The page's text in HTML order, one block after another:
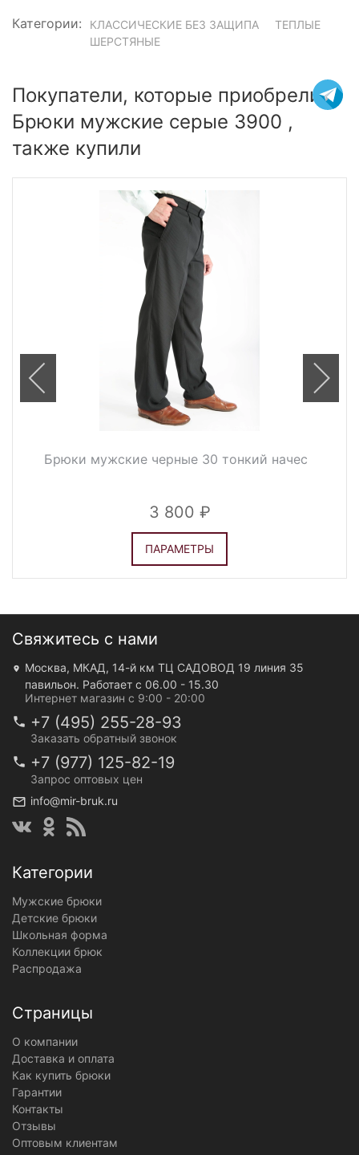
Категории: КЛАССИЧЕСКИЕ БЕЗ ЗАЩИПА
ТЕПЛЫЕ
ШЕРСТЯНЫЕ
Покупатели, которые приобрели
Брюки мужские серые 3900 ,
также купили
Брюки мужские черные 30 тонкий начес
3 800
ПАРАМЕТРЫ
Свяжитесь с нами
Москва, МКАД, 14-й км ТЦ САДОВОД 19 линия 35
павильон. Работает с 06.00 - 15.30
Интернет магазин с 9:00 - 20:00
+7 (495) 255-28-93
Заказать обратный звонок
+7 (977) 125-82-19
Запрос оптовых цен
info@mir-bruk.ru
Категории
Мужские брюки
Детские брюки
Школьная форма
Коллекции брюк
Распродажа
Страницы
О компании
Доставка и оплата
Как купить брюки
Гарантии
Контакты
Отзывы
Оптовым клиентам